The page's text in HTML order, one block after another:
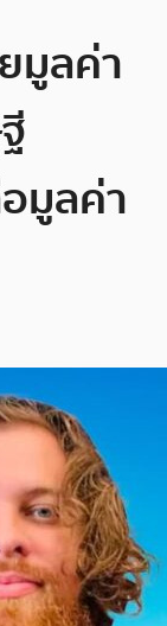
มูลค่า
มูลค่า